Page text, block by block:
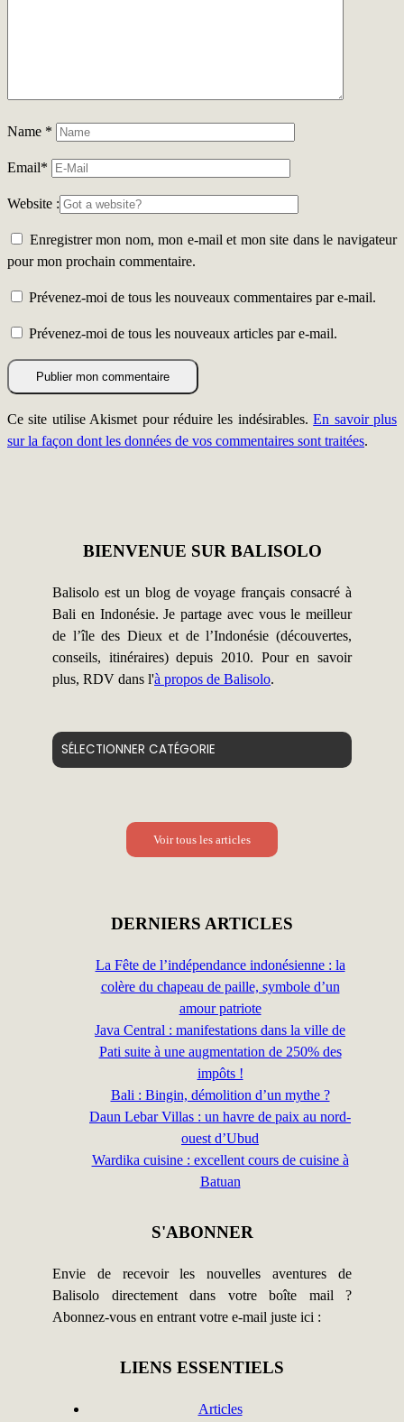
Name *
Email*
Website :
Enregistrer mon nom, mon e-mail et mon site dans le navigateur
pour mon prochain commentaire.
Prévenez-moi de tous les nouveaux commentaires par e-mail.
Prévenez-moi de tous les nouveaux articles par e-mail.
Ce site utilise Akismet pour réduire les indésirables.En savoir plus
sur la façon dont les données de vos commentaires sont traitées.
BIENVENUE SUR BALISOLO
Balisolo est un blog de voyage français consacré à
Bali en Indonésie. Je partage avec vous le meilleur
de l’île des Dieux et de l’Indonésie (découvertes,
conseils, itinéraires) depuis 2010. Pour en savoir
plus, RDV dans l'à propos de Balisolo.
Voir tous les articles
DERNIERS ARTICLES
La Fête de l’indépendance indonésienne : la
colère du chapeau de paille, symbole d’un
amour patriote
Java Central : manifestations dans la ville de
Pati suite à une augmentation de 250% des
impôts !
Bali : Bingin, démolition d’un mythe ?
Daun Lebar Villas : un havre de paix au nord-
ouest d’Ubud
Wardika cuisine : excellent cours de cuisine à
Batuan
S'ABONNER
Envie de recevoir les nouvelles aventures de
Balisolo directement dans votre boîte mail ?
Abonnez-vous en entrant votre e-mail juste ici :
LIENS ESSENTIELS
Articles